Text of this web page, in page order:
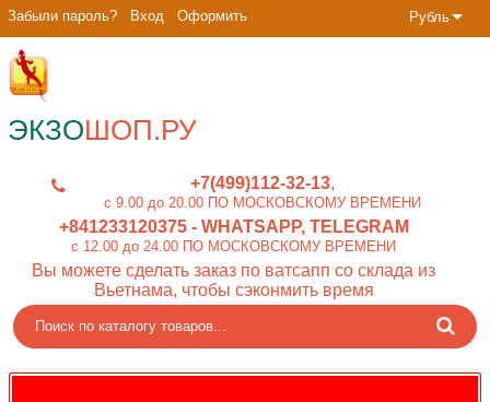
Рубль
Забыли пароль? Вход Оформить
ЭКЗОШОП.РУ
+7(499)112-32-13
c 9.00 до 20.00 ПО МОСКОВСКОМУ ВРЕМЕНИ
+841233120375- WHATSAPP, TELEGRAM
c 12.00 до 24.00 ПО МОСКОВСКОМУ ВРЕМЕНИ
Вы можете сделать заказ по ватсапп со склада из
Вьетнама, чтобы сэконмить время